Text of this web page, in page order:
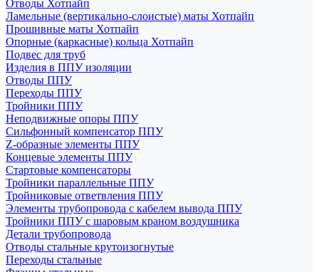
Отводы Хотпайп
Ламельные (вертикально-слоистые) маты Хотпайп
Прошивные маты Хотпайп
Опорные (каркасные) кольца Хотпайп
Подвес для труб
Изделия в ППУ изоляции
Отводы ППУ
Переходы ППУ
Тройники ППУ
Неподвижные опоры ППУ
Cильфонный компенсатор ППУ
Z-образные элементы ППУ
Концевые элементы ППУ
Стартовые компенсаторы
Тройники параллельные ППУ
Тройниковые ответвления ППУ
Элементы трубопровода с кабелем вывода ППУ
Тройники ППУ с шаровым краном воздушника
Детали трубопровода
Отводы стальные крутоизогнутые
Переходы стальные